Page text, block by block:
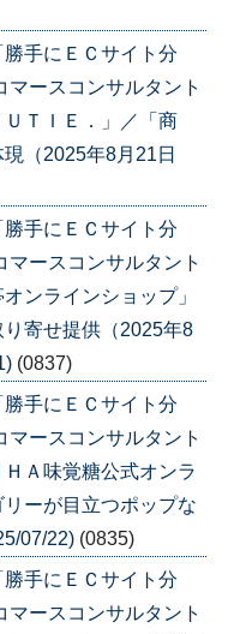
勝手にＥＣサイト分
ースコンサルタント
ＴＩＥ．」／「商
（2025年8月21日
勝手にＥＣサイト分
ースコンサルタント
ラインショップ」
寄せ提供（2025年8
(0837)
勝手にＥＣサイト分
ースコンサルタント
Ａ味覚糖公式オンラ
ーが目立つポップな
07/22) (0835)
勝手にＥＣサイト分
ースコンサルタント